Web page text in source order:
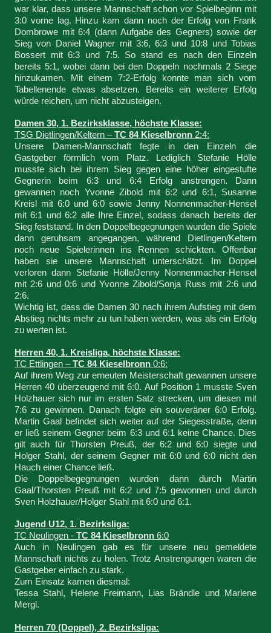
war klar, dass unsere Mannschaft schon vor Spielbeginn mit
3:0 vorne lag. Hinzu kam dann noch der Erfolg von Frank
Dombrowe mit 6:4 (dann Aufgabe des Gegners) sowie der
Sieg von Daniel Wagner mit 3:6, 6:3 und 10:8 und Tobias
Bossert mit 6:3 und 7:5. So stand es nach den Einzeln
bereits 5:1, wobei dann bei den Doppeln nochmals 2 Siege
hinzukamen. Mit einem 7:2-Erfolg konnte man sich vom
Tabellenende etwas absetzen. Bereits ein weiterer Erfolg
würde reichen, um nicht abzusteigen.
Damen 30, 1. Bezirksklasse, höchste Klasse:
TSG Dietlingen/Keltern –TC 84 Kieselbronn 2:4:
Unsere Damen-Mannschaft fegte in den Einzeln die
Gastgeber förmlich vom Platz. Lediglich Stefanie Hölle
musste sich bei ihrem Sieg gegen eine höher eingestufte
Gegnerin beim 6:3 und 6:4 Erfolg anstrengen. Dann
gewannen noch Yvonne Zibold mit 6:2 und 6:1, Susanne
Kreisl mit 6:0 und 6:0 sowie Jenny Nonnenmacher-Hensel
mit 6:1 und 6:2 alle Ihre Einzel, sodass danach bereits der
Sieg feststand. In den Doppelbegegnungen wurden die Spiele
dann geruhsam angegangen, während Dietlingen/Keltern
noch neue Spielerinnen ins Rennen schickten. Offenbar
haben sie unsere Mannschaft unterschätzt. Im Doppel
verloren dann Stefanie Hölle/Jenny Nonnenmacher-Hensel
mit 2:6 und 0:6 und Yvonne Zibold/Sonja Russ mit 2:6 und
2:6.
Wichtig ist, dass die Damen 30 nach ihrem Aufstieg mit dem
Abstieg nichts mehr zu tun haben werden, was als ein Erfolg
zu werten ist.
Herren 40, 1. Kreisliga, höchste Klasse:
TC Ettlingen –TC 84 Kieselbronn 0:6:
Auf ihrem Weg zur erneuten Meisterschaft gewannen unsere
Herren 40 überzeugend mit 6:0. Auf Position 1 musste Sven
Holzhauer sich nur im ersten Satz strecken, um diesen mit
7:6 zu gewinnen. Danach folgte ein souveräner 6:0 Erfolg.
Martin Gaal befindet sich weiter auf der Siegesstraße, denn
er ließ seinem Gegner beim 6:3 und 6:1 keine Chance. Dies
gilt auch für Thorsten Preuß, der 6:2 und 6:0 siegte und
Holger Stahl, der seinem Gegner mit 6:0 und 6:0 nicht den
Hauch einer Chance ließ.
Die Doppelbegegnungen wurden dann durch Martin
Gaal/Thorsten Preuß mit 6:2 und 7:5 gewonnen und durch
Sven Holzhauer/Holger Stahl mit 6:0 und 6:1.
Jugend U12, 1. Bezirksliga:
TC Neulingen - TC 84 Kieselbronn 6:0
Auch in Neulingen gab es für unsere neu gemeldete
Mannschaft nichts zu holen. Trotz Anstrengungen waren die
Gastgeber einfach zu stark.
Zum Einsatz kamen diesmal:
Tessa Stahl, Helene Freimann, Lias Brändle und Marlene
Mergl.
Herren 70 (Doppel), 2. Bezirksliga: